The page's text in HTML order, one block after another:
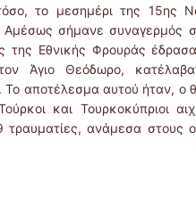
το μεσημέρι της 15ης
σήμανε συναγερμός
της Εθνικής Φρουράς
Άγιο Θεόδωρο,
Το αποτέλεσμα αυτού ήταν, ο
και Τουρκοκύπριοι
ανάμεσα στους